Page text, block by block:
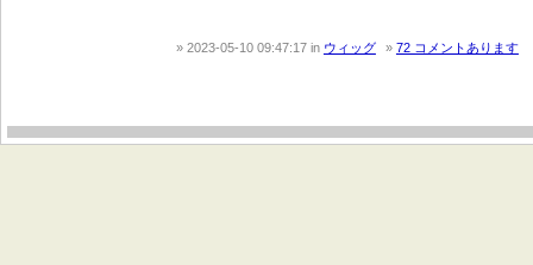
2023-05-10 09:47:17 in ウィッグ 72 コメントあります